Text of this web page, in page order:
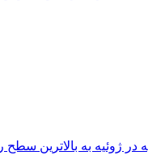
در ژوئیه به بالاترین سطح